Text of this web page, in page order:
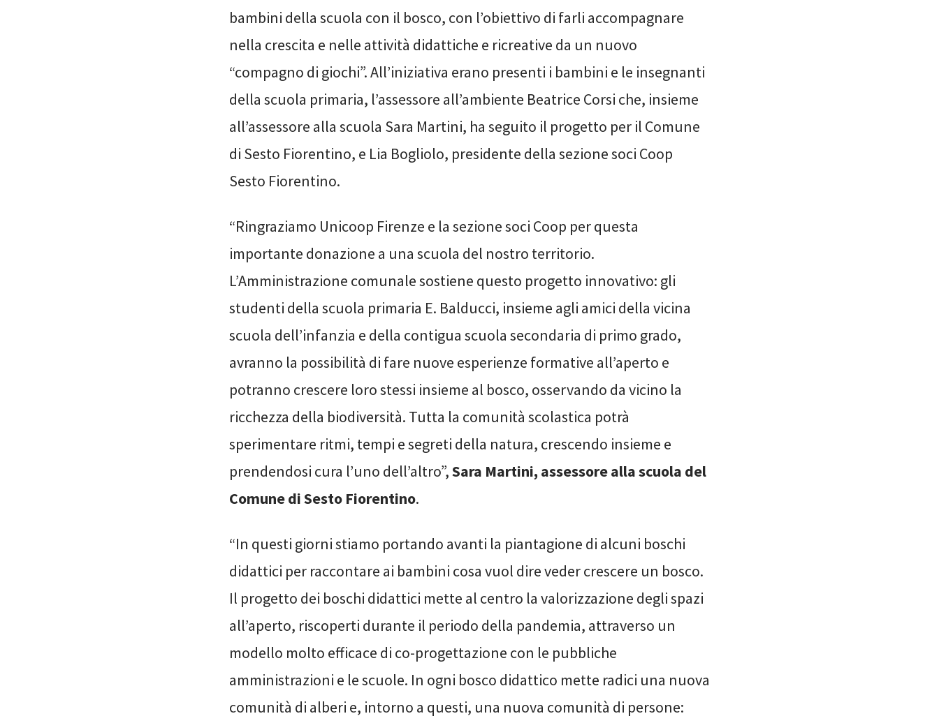
bambini della scuola con il bosco, con l’obiettivo di farli accompagnare
nella crescita e nelle attività didattiche e ricreative da un nuovo
“compagno di giochi”. All’iniziativa erano presenti i bambini e le insegnanti
della scuola primaria, l’assessore all’ambiente Beatrice Corsi che, insieme
all’assessore alla scuola Sara Martini, ha seguito il progetto per il Comune
di Sesto Fiorentino, e Lia Bogliolo, presidente della sezione soci Coop
Sesto Fiorentino.
“Ringraziamo Unicoop Firenze e la sezione soci Coop per questa
importante donazione a una scuola del nostro territorio.
L’Amministrazione comunale sostiene questo progetto innovativo: gli
studenti della scuola primaria E. Balducci, insieme agli amici della vicina
scuola dell’infanzia e della contigua scuola secondaria di primo grado,
avranno la possibilità di fare nuove esperienze formative all’aperto e
potranno crescere loro stessi insieme al bosco, osservando da vicino la
ricchezza della biodiversità. Tutta la comunità scolastica potrà
sperimentare ritmi, tempi e segreti della natura, crescendo insieme e
prendendosi cura l’uno dell’altro”,Sara Martini, assessore alla scuola del
Comune di Sesto Fiorentino.
“In questi giorni stiamo portando avanti la piantagione di alcuni boschi
didattici per raccontare ai bambini cosa vuol dire veder crescere un bosco.
Il progetto dei boschi didattici mette al centro la valorizzazione degli spazi
all’aperto, riscoperti durante il periodo della pandemia, attraverso un
modello molto efficace di co-progettazione con le pubbliche
amministrazioni e le scuole. In ogni bosco didattico mette radici una nuova
comunità di alberi e, intorno a questi, una nuova comunità di persone: